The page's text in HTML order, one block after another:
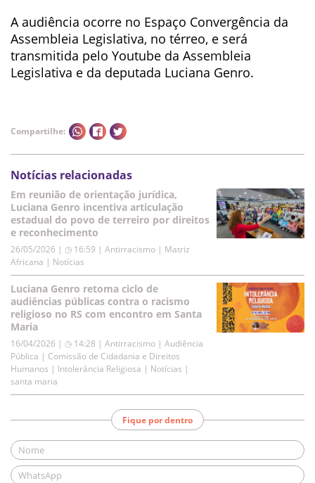
A audiência ocorre no Espaço Convergência da
Assembleia Legislativa, no térreo, e será
transmitida pelo Youtube da Assembleia
Legislativa e da deputada Luciana Genro.
Compartilhe:
Notícias relacionadas
Em reunião de orientação jurídica,
Luciana Genro incentiva articulação
estadual do povo de terreiro por direitos
e reconhecimento
26/05/2026 | ◷ 16:59 | Antirracismo | Matriz
Africana | Notícias
Luciana Genro retoma ciclo de
audiências públicas contra o racismo
religioso no RS com encontro em Santa
Maria
16/04/2026 | ◷ 14:28 | Antirracismo | Audiência
Pública | Comissão de Cidadania e Direitos
Humanos | Intolerância Religiosa | Notícias |
santa maria
Fique por dentro